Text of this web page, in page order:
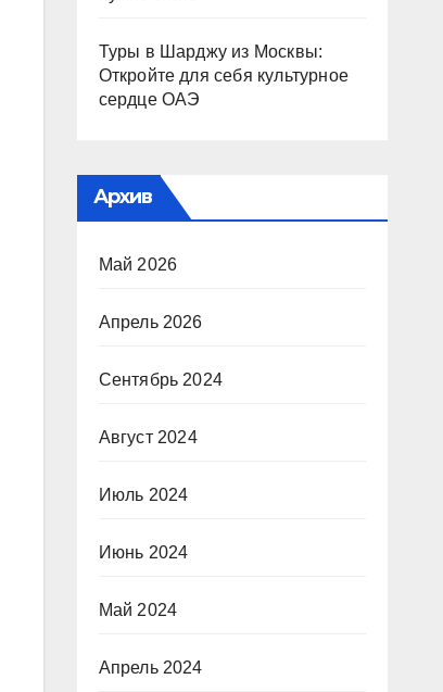
Туры в Шарджу из Москвы:
Откройте для себя культурное
сердце ОАЭ
Архив
Май 2026
Апрель 2026
Сентябрь 2024
Август 2024
Июль 2024
Июнь 2024
Май 2024
Апрель 2024